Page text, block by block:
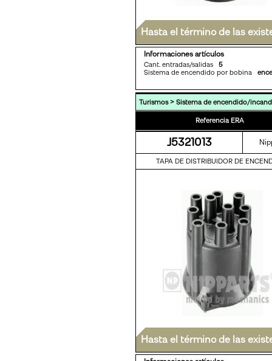
Hasta el término de las
Informaciones artículos
Cant. entradas/salidas 5
Sistema de encendido por bobina
Turismos> Sistema de encendido/
Referencia ERA
J5321013
TAPA DE DISTRIBUIDOR DE
Hasta el término de las